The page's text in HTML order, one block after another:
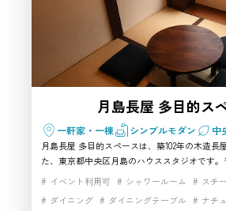
中央区で個性のあ
探している方に合
アクセスしやすい中央区のハウス
タジオがいいのですが、駅から
撮影スタジオですか？
月島長屋 多目的ス
一軒家・一棟 シンプルモダン 中
月島長屋 多目的スペースは、築102年の木造長
た、東京都中央区月島のハウススタジオです。
子、畳、ちゃぶ台、ダイニングキッチンが残り
自然光が入る2階を使い分けられ、ポートレー
イベント利用可 シャワールーム
スチ
ダイニング
ダイニングテーブル
ナチ